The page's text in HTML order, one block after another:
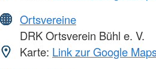
Ortsvereine
DRK Ortsverein Bühl e. V.
Karte: Link zur Google